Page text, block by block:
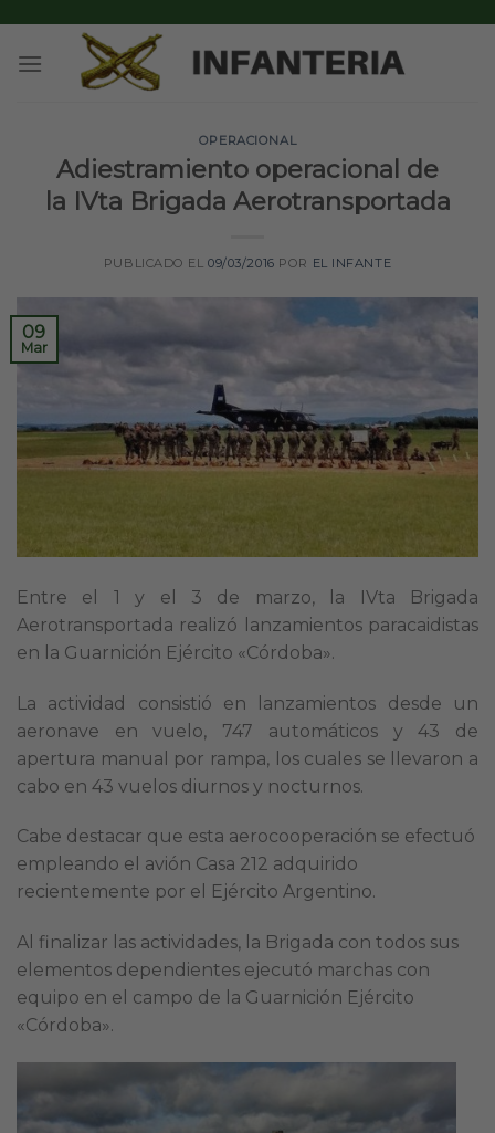
content
OPERACIONAL
Adiestramiento operacional de
la IVta Brigada Aerotransportada
PUBLICADO EL09/03/2016 POR EL INFANTE
09
Mar
Entre el 1 y el 3 de marzo, la IVta Brigada
Aerotransportada realizó lanzamientos paracaidistas
en la Guarnición Ejército «Córdoba».
La actividad consistió en lanzamientos desde un
aeronave en vuelo, 747 automáticos y 43 de
apertura manual por rampa, los cuales se llevaron a
cabo en 43 vuelos diurnos y nocturnos.
Cabe destacar que esta aerocooperación se efectuó
empleando el avión Casa 212 adquirido
recientemente por el Ejército Argentino.
Al finalizar las actividades, la Brigada con todos sus
elementos dependientes ejecutó marchas con
equipo en el campo de la Guarnición Ejército
«Córdoba».